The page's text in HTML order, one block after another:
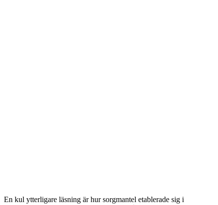
En kul ytterligare läsning är hur sorgmantel etablerade sig i